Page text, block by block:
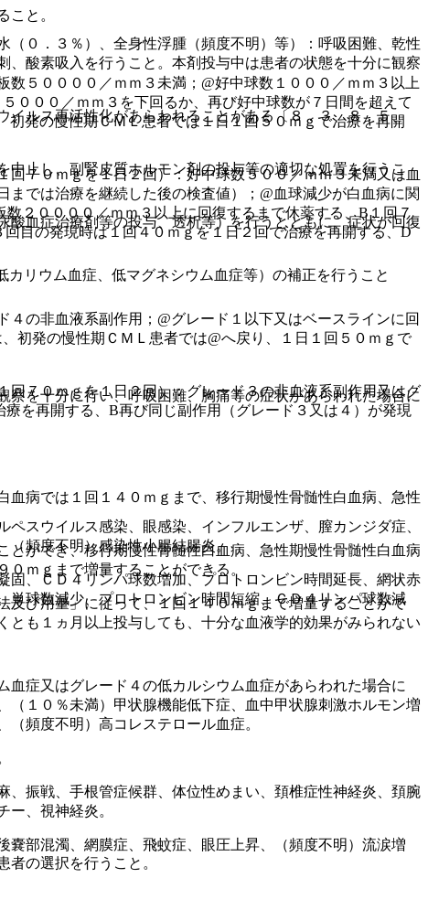
０．３％）、全身性浮腫（頻度不明）等）：呼吸困難、乾性
酸素吸入を行うこと。本剤投与中は患者の状態を十分に観察
ルス再活性化があらわれることがある〔８．３、８．５、
止し、副腎皮質ホルモン剤の投与等の適切な処置を行うこ
血症治療剤等の投与、透析等）を行うとともに、症状が回復
リウム血症、低マグネシウム血症等）の補正を行うこと
を十分に行い、呼吸困難、胸痛等の症状があらわれた場合に
スウイルス感染、眼感染、インフルエンザ、膣カンジダ症、
（頻度不明）感染性小腸結腸炎。
、ＣＤ４リンパ球数増加、プロトロンビン時間延長、網状赤
球数減少、プロトロンビン時間短縮、ＣＤ４リンパ球数減
症又はグレード４の低カルシウム血症があらわれた場合に
１０％未満）甲状腺機能低下症、血中甲状腺刺激ホルモン増
頻度不明）高コレステロール血症。
振戦、手根管症候群、体位性めまい、頚椎症性神経炎、頚腕
、視神経炎。
部混濁、網膜症、飛蚊症、眼圧上昇、（頻度不明）流涙増
と。
５００００／ｍｍ３未満；@好中球数１０００／ｍｍ３以上
０００／ｍｍ３を下回るか、再び好中球数が７日間を超えて
発の慢性期ＣＭＬ患者では１日１回５０ｍｇで治療を再開
７０ｍｇを１日２回）：好中球数５００／ｍｍ３未満又は血
では治療を継続した後の検査値）；@血球減少が白血病に関
２００００／ｍｍ３以上に回復するまで休薬する、B１回７
目の発現時は１回４０ｍｇを１日２回で治療を再開する、D
の非血液系副作用；@グレード１以下又はベースラインに回
初発の慢性期ＣＭＬ患者では@へ戻り、１日１回５０ｍｇで
７０ｍｇを１日２回）：グレード３の非血液系副作用又はグ
を再開する、B再び同じ副作用（グレード３又は４）が発現
病では１回１４０ｍｇまで、移行期慢性骨髄性白血病、急性
ができ、移行期慢性骨髄性白血病、急性期慢性骨髄性白血病
ｍｇまで増量することができる。
び用量」に従って、１回１４０ｍｇまで増量することがで
も１ヵ月以上投与しても、十分な血液学的効果がみられない
の選択を行うこと。